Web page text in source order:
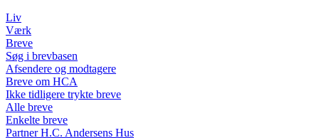
Liv
Værk
Breve
Søg i brevbasen
Afsendere og modtagere
Breve om HCA
Ikke tidligere trykte breve
Alle breve
Enkelte breve
Partner H.C. Andersens Hus